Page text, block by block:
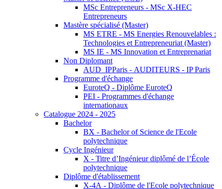
MSc Entrepreneurs - MSc X-HEC
Entrepreneurs
Mastère spécialisé (Master)
MS ETRE - MS Energies Renouvelables :
Technologies et Entrepreneuriat (Master)
MS IE - MS Innovation et Entreprenariat
Non Diplomant
AUD_IPParis - AUDITEURS - IP Paris
Programme d'échange
EuroteQ - Diplôme EuroteQ
PEI - Programmes d'échange
internationaux
Catalogue 2024 - 2025
Bachelor
BX - Bachelor of Science de l'Ecole
polytechnique
Cycle Ingénieur
X - Titre d’Ingénieur diplômé de l’École
polytechnique
Diplôme d'établissement
X-4A - Diplôme de l'Ecole polytechnique